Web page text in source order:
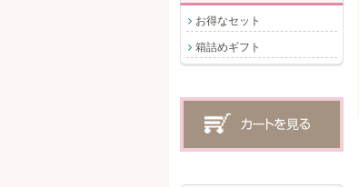
お得なセット
箱詰めギフト